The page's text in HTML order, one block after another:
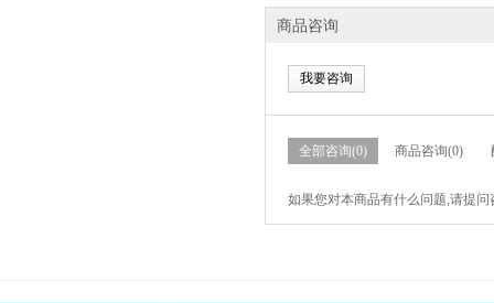
商品咨询
我要咨询
全部咨询(0) 商品咨询(0)
如果您对本商品有什么问题,请提问